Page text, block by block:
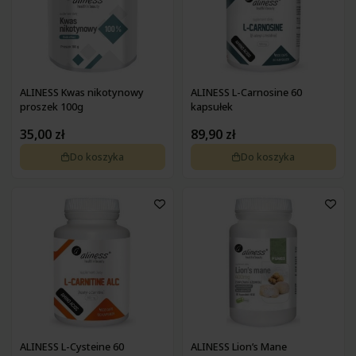
ALINESS Kwas nikotynowy
proszek 100g
35,00 zł
Do koszyka
ALINESS L-Carnosine 60
kapsułek
89,90 zł
Do koszyka
ALINESS L-Cysteine 60
ALINESS Lion’s Mane